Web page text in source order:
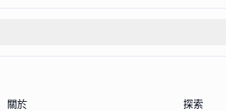
關於 探索